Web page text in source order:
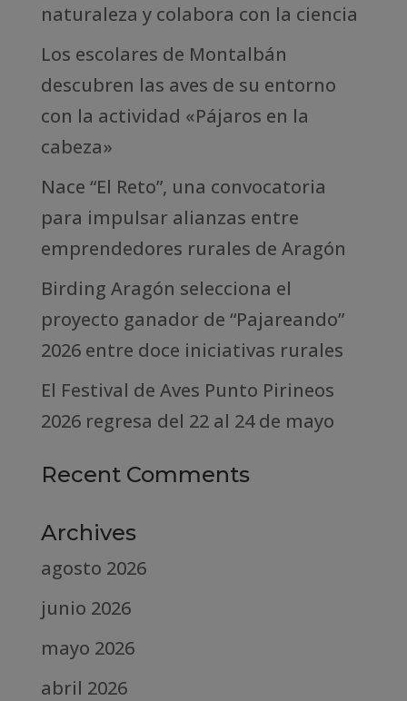
naturaleza y colabora con la ciencia
Los escolares de Montalbán
descubren las aves de su entorno
con la actividad «Pájaros en la
cabeza»
Nace “El Reto”, una convocatoria
para impulsar alianzas entre
emprendedores rurales de Aragón
Birding Aragón selecciona el
proyecto ganador de “Pajareando”
2026 entre doce iniciativas rurales
El Festival de Aves Punto Pirineos
2026 regresa del 22 al 24 de mayo
Recent Comments
Archives
agosto 2026
junio 2026
mayo 2026
abril 2026